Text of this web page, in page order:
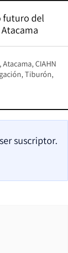
futuro del
Atacama CIAHN
Tiburón
suscriptor.